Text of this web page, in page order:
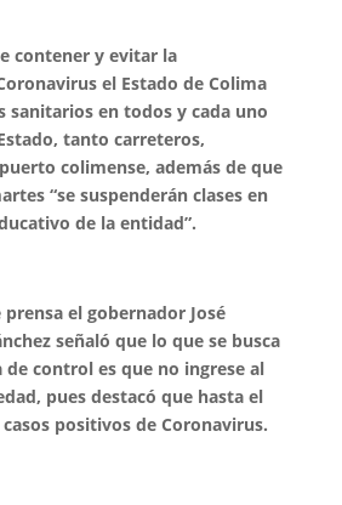
contener y evitar la
el Estado de Colima
sanitarios en todos y cada uno
tanto carreteros,
colimense, además de que
“se suspenderán clases en
de la entidad”.
prensa el gobernador José
señaló que lo que se busca
de control es que no ingrese al
pues destacó que hasta el
positivos de Coronavirus.